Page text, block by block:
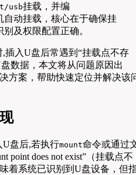
usb挂载，并编
自动挂载，核心在于确保挂
及权限配置正确。
插入U盘后常遇到“挂载点不存
数据，本文将从问题原因出
方案，帮助快速定位并解决该
U盘后,若执行mount命令或通过
point does not exist”（挂载点不
着系统已识别到U盘设备，但